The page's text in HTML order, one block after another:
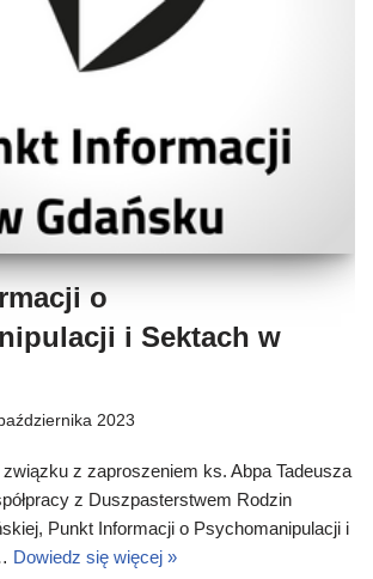
o
i Sektach w
2023
z zaproszeniem ks. Abpa Tadeusza
z Duszpasterstwem Rodzin
Punkt Informacji o Psychomanipulacji i
Dowiedz się więcej »